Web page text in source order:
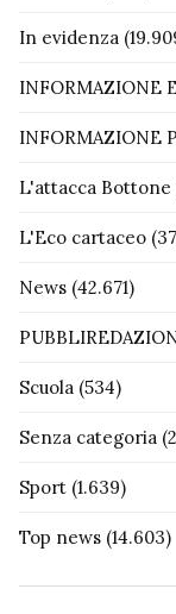
In evidenza
INFORMAZIONE
INFORMAZIONE
L'attacca Bottone
L'Eco cartaceo
News (42.671)
Scuola (534)
Senza categoria
Sport (1.639)
Top news (14.603)